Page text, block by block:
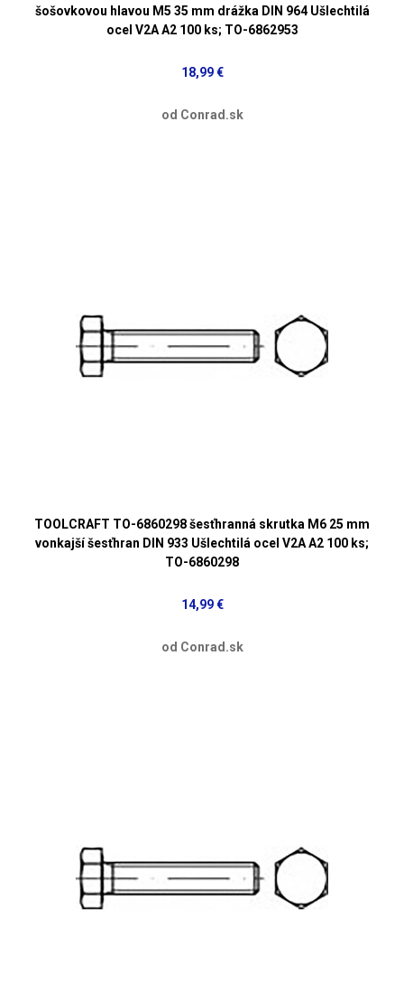
šošovkovou hlavou M5 35 mm drážka DIN 964 Ušlechtilá
ocel V2A A2 100 ks; TO-6862953
18,99 €
od Conrad.sk
TOOLCRAFT TO-6860298 šesťhranná skrutka M6 25 mm
vonkajší šesťhran DIN 933 Ušlechtilá ocel V2A A2 100 ks;
TO-6860298
14,99 €
od Conrad.sk